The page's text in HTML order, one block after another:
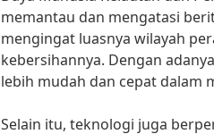
memantau dan mengatasi
mengingat luasnya wilayah
kebersihannya. Dengan
lebih mudah dan cepat dalam
Selain itu, teknologi juga